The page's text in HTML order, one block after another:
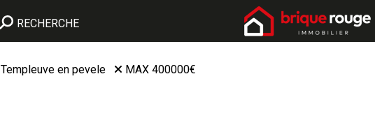
RECHERCHE
Templeuve en pevele MAX 400000€